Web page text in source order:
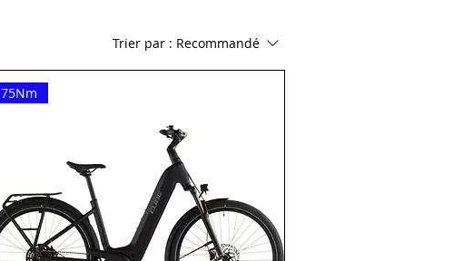
Trier par : Recommandé
75Nm